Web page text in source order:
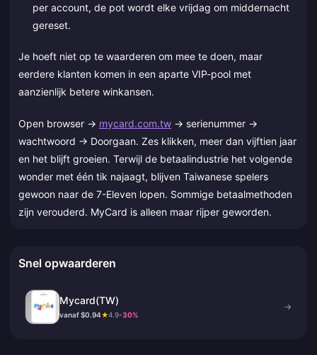
per account, de pot wordt elke vrijdag om middernacht
gereset.
Je hoeft niet op te waarderen om mee te doen, maar
eerdere klanten komen in een aparte VIP-pool met
aanzienlijk betere winkansen.
Open browser → mycard.com.tw → serienummer →
wachtwoord → Doorgaan. Zes klikken, meer dan vijftien jaar
en het blijft groeien. Terwijl de betaalindustrie het volgende
wonder met één tik najaagt, blijven Taiwanese spelers
gewoon naar de 7-Eleven lopen. Sommige betaalmethoden
zijn verouderd. MyCard is alleen maar rijper geworden.
Snel opwaarderen
Mycard(TW)
vanaf $0.94★4.9-30%
→